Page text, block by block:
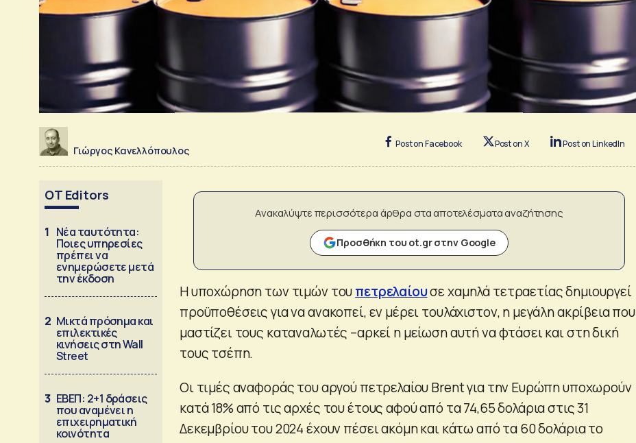
Γιώργος Κανελλόπουλος
Post on Facebook Post on X Post on LinkedIn
OT Editors
1 Νέα ταυτότητα:
Ποιες υπηρεσίες
πρέπει να
ενημερώσετε μετά
την έκδοση
2 Μικτά πρόσημα και
επιλεκτικές
κινήσεις στη Wall
Street
3 ΕΒΕΠ: 2+1 δράσεις
που αναμένει η
επιχειρηματική
κοινότητα
Ανακαλύψτε περισσότερα άρθρα στα αποτελέσματα αναζήτησης
Προσθήκη του ot.gr στην Google
Η υποχώρηση των τιμών τουπετρελαίουσε χαμηλά τετραετίας δημιουργεί
προϋποθέσεις για να ανακοπεί, εν μέρει τουλάχιστον, η μεγάλη ακρίβεια που
μαστίζει τους καταναλωτές –αρκεί η μείωση αυτή να φτάσει και στη δική
τους τσέπη.
Οι τιμές αναφοράς του αργού πετρελαίου Brent για την Ευρώπη υποχωρούν
κατά 18% από τις αρχές του έτους αφού από τα 74,65 δολάρια στις 31
Δεκεμβρίου του 2024 έχουν πέσει ακόμη και κάτω από τα 60 δολάρια το